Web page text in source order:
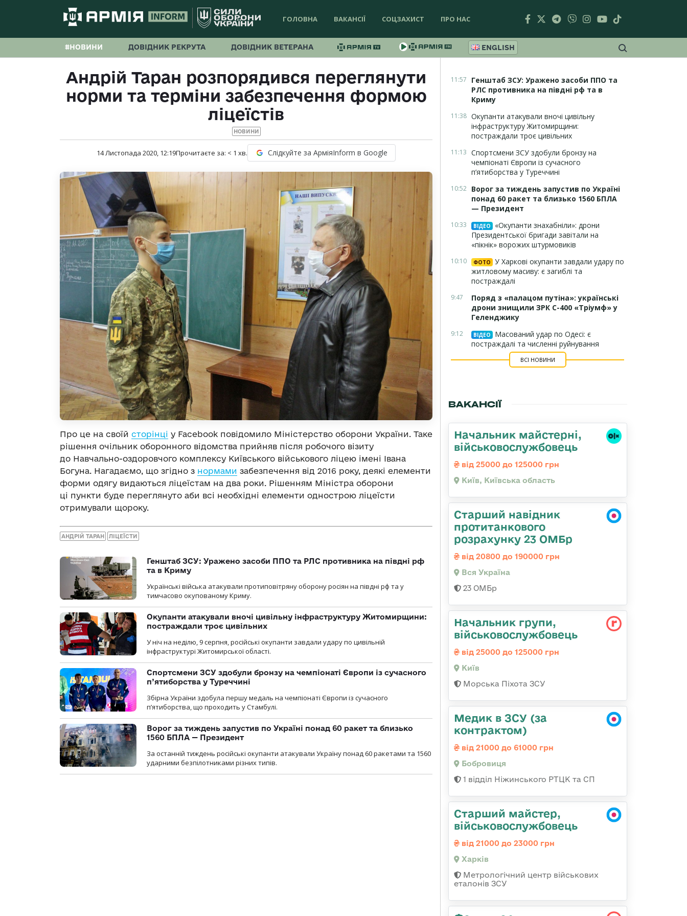
ГОЛОВНА ВАКАНСІЇ СОЦЗАХИСТ ПРО НАС
#НОВИНИ ДОВІДНИК РЕКРУТА ДОВІДНИК ВЕТЕРАНА ENGLISH
Андрій Таран розпорядився переглянути
норми та терміни забезпечення формою
ліцеїстів
НОВИНИ
14 Листопада 2020, 12:19Прочитаєте за: < 1 хв. Слідкуйте за АрміяInform в Google
Про це на своїй сторінці у Facebook повідомило Міністерство оборони України. Таке
рішення очільник оборонного відомства прийняв після робочого візиту
до Навчально-оздоровчого комплексу Київського військового ліцею імені Івана
Богуна. Нагадаємо, що згідно з нормами забезпечення від 2016 року, деякі елементи
форми одягу видаються ліцеїстам на два роки. Рішенням Міністра оборони
ці пункти буде переглянуто аби всі необхідні елементи однострою ліцеїсти
отримували щороку.
АНДРІЙ ТАРАН ЛІЦЕЇСТИ
Генштаб ЗСУ: Уражено засоби ППО та РЛС противника на півдні рф
та в Криму
Українські війська атакували протиповітряну оборону росіян на півдні рф та у
тимчасово окупованому Криму.
Окупанти атакували вночі цивільну інфраструктуру Житомирщини:
постраждали троє цивільних
У ніч на неділю, 9 серпня, російські окупанти завдали удару по цивільній
інфраструктурі Житомирської області.
Спортсмени ЗСУ здобули бронзу на чемпіонаті Європи із сучасного
п’ятиборства у Туреччині
Збірна України здобула першу медаль на чемпіонаті Європи із сучасного
п’ятиборства, що проходить у Стамбулі.
Ворог за тиждень запустив по Україні понад 60 ракет та близько
1560 БПЛА — Президент
За останній тиждень російські окупанти атакували Україну понад 60 ракетами та 1560
ударними безпілотниками різних типів.
11:57
Генштаб ЗСУ: Уражено засоби ППО та
РЛС противника на півдні рф та в
Криму
11:38 Окупанти атакували вночі цивільну
інфраструктуру Житомирщини:
постраждали троє цивільних
11:13 Спортсмени ЗСУ здобули бронзу на
чемпіонаті Європи із сучасного
п’ятиборства у Туреччині
10:52 Ворог за тиждень запустив по Україні
понад 60 ракет та близько 1560 БПЛА
— Президент
10:33 ВІДЕО
«Окупанти знахабніли»: дрони
Президентської бригади завітали на
«пікнік» ворожих штурмовиків
10:10 ФОТО
У Харкові окупанти завдали удару по
житловому масиву: є загиблі та
постраждалі
9:47
Поряд з «палацом путіна»: українські
дрони знищили ЗРК С-400 «Тріумф» у
Геленджику
9:12 ВІДЕО
Масований удар по Одесі: є
постраждалі та численні руйнування
ВСІ НОВИНИ
ВАКАНСІЇ
Начальник майстерні,
військовослужбовець
від 25000 до 125000 грн
Київ, Київська область
Старший навідник
протитанкового
розрахунку 23 ОМБр
від 20800 до 190000 грн
Вся Україна
23 ОМБр
Начальник групи,
військовослужбовець
від 25000 до 125000 грн
Київ
Морська Піхота ЗСУ
Медик в ЗСУ (за
контрактом)
від 21000 до 61000 грн
Бобровиця
1 відділ Ніжинського РТЦК та СП
Старший майстер,
військовослужбовець
від 21000 до 23000 грн
Харків
Метрологічний центр військових
еталонів ЗСУ